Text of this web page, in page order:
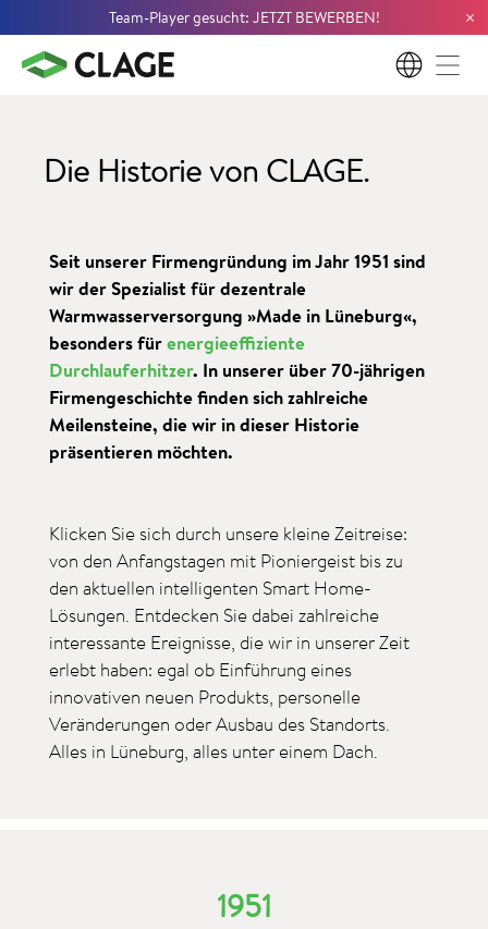
Team-Player gesucht: JETZT BEWERBEN! ×
DE
Die Historie von CLAGE.
Seit unserer Firmengründung im Jahr 1951 sind
wir der Spezialist für dezentrale
Warmwasserversorgung »Made in Lüneburg«,
besonders fürenergieeffiziente
Durchlauferhitzer. In unserer über 70-jährigen
Firmengeschichte finden sich zahlreiche
Meilensteine, die wir in dieser Historie
präsentieren möchten.
Klicken Sie sich durch unsere kleine Zeitreise:
von den Anfangstagen mit Pioniergeist bis zu
den aktuellen intelligenten Smart Home-
Lösungen. Entdecken Sie dabei zahlreiche
interessante Ereignisse, die wir in unserer Zeit
erlebt haben: egal ob Einführung eines
innovativen neuen Produkts, personelle
Veränderungen oder Ausbau des Standorts.
Alles in Lüneburg, alles unter einem Dach.
1951